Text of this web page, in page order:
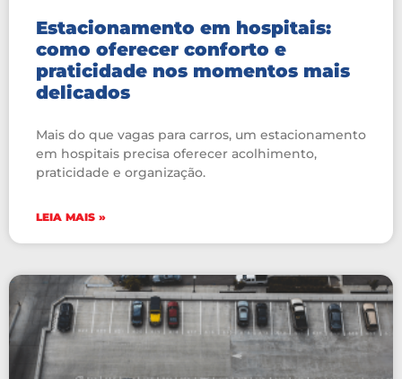
Estacionamento em hospitais:
como oferecer conforto e
praticidade nos momentos mais
delicados
Mais do que vagas para carros, um estacionamento
em hospitais precisa oferecer acolhimento,
praticidade e organização.
LEIA MAIS »